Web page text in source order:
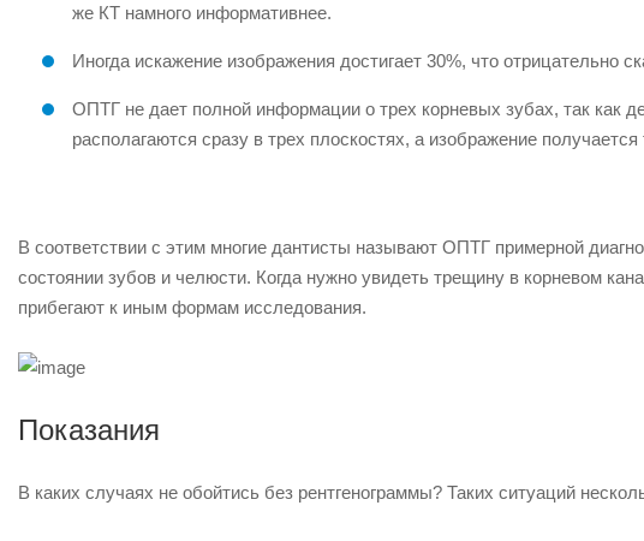
же КТ намного информативнее.
Иногда искажение изображения достигает 30%, что отрицательно
ОПТГ не дает полной информации о трех корневых зубах, так как
располагаются сразу в трех плоскостях, а изображение
В соответствии с этим многие дантисты называют ОПТГ примерной
состоянии зубов и челюсти. Когда нужно увидеть трещину в корневом
прибегают к иным формам исследования.
Показания
В каких случаях не обойтись без рентгенограммы? Таких ситуаций